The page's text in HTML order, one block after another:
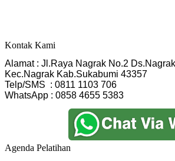
Kontak Kami
Alamat : Jl.Raya Nagrak No.2
Kec.Nagrak Kab.Sukabumi 43357
Telp/SMS  : 0811 1103 706
WhatsApp : 0858 4655 5383
Agenda Pelatihan